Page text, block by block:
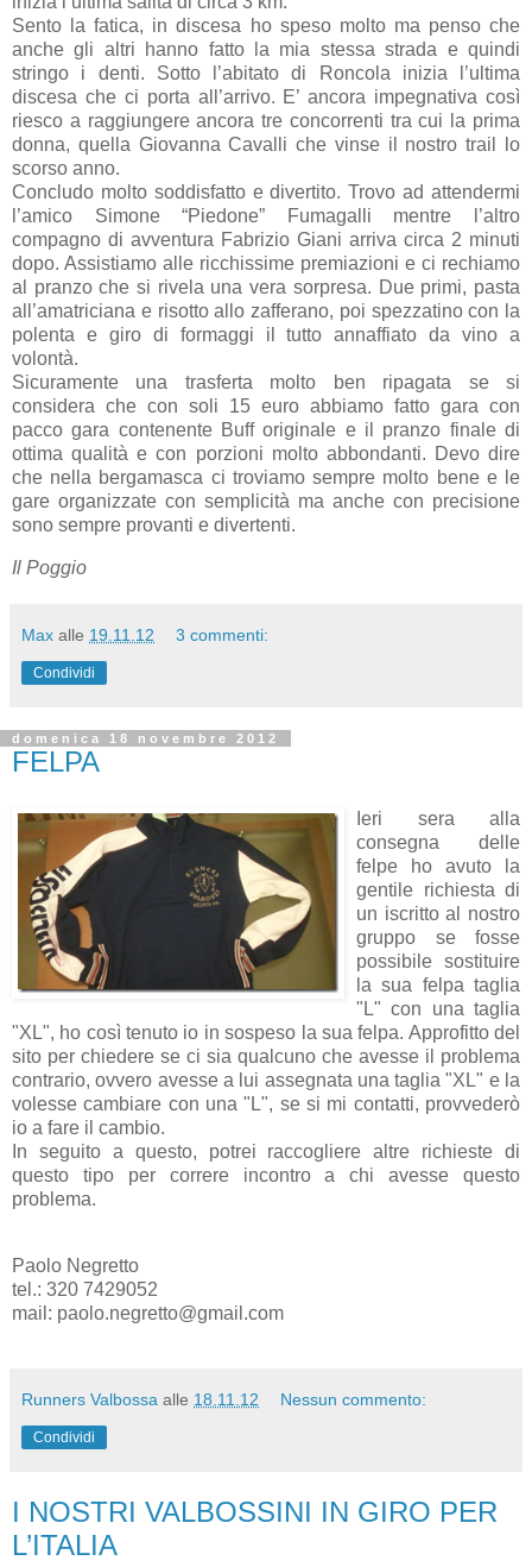
Sento la fatica, in discesa ho speso molto ma penso che
anche gli altri hanno fatto la mia stessa strada e quindi
stringo i denti. Sotto l’abitato di Roncola inizia l’ultima
discesa che ci porta all’arrivo. E’ ancora impegnativa così
riesco a raggiungere ancora tre concorrenti tra cui la prima
donna, quella Giovanna Cavalli che vinse il nostro trail lo
scorso anno.
Concludo molto soddisfatto e divertito. Trovo ad attendermi
l’amico Simone “Piedone” Fumagalli mentre l’altro
compagno di avventura Fabrizio Giani arriva circa 2 minuti
dopo. Assistiamo alle ricchissime premiazioni e ci rechiamo
al pranzo che si rivela una vera sorpresa. Due primi, pasta
all’amatriciana e risotto allo zafferano, poi spezzatino con la
polenta e giro di formaggi il tutto annaffiato da vino a
volontà.
Sicuramente una trasferta molto ben ripagata se si
considera che con soli 15 euro abbiamo fatto gara con
pacco gara contenente Buff originale e il pranzo finale di
ottima qualità e con porzioni molto abbondanti. Devo dire
che nella bergamasca ci troviamo sempre molto bene e le
gare organizzate con semplicità ma anche con precisione
sono sempre provanti e divertenti.
Il Poggio
Max alle 19.11.12 3 commenti:
Condividi
domenica 18 novembre 2012
FELPA
Ieri sera alla
consegna delle
felpe ho avuto la
gentile richiesta di
un iscritto al nostro
gruppo se fosse
possibile sostituire
la sua felpa taglia
"L" con una taglia
"XL", ho così tenuto io in sospeso la sua felpa. Approfitto del
sito per chiedere se ci sia qualcuno che avesse il problema
contrario, ovvero avesse a lui assegnata una taglia "XL" e la
volesse cambiare con una "L", se si mi contatti, provvederò
io a fare il cambio.
In seguito a questo, potrei raccogliere altre richieste di
questo tipo per correre incontro a chi avesse questo
problema.
Paolo Negretto
tel.: 320 7429052
mail: paolo.negretto@gmail.com
Runners Valbossa alle 18.11.12 Nessun commento:
Condividi
I NOSTRI VALBOSSINI IN GIRO PER
L’ITALIA